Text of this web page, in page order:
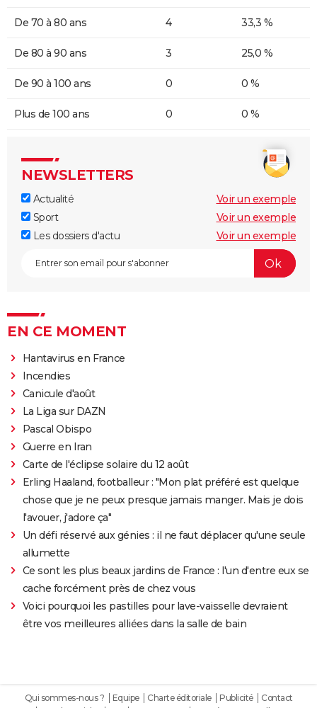
De 70 à 80 ans 4 33,3 %
De 80 à 90 ans 3 25,0 %
De 90 à 100 ans 0 0 %
Plus de 100 ans 0 0 %
NEWSLETTERS
Actualité
Voir un exemple
Sport
Voir un exemple
Les dossiers d'actu
Voir un exemple
EN CE MOMENT
Hantavirus en France
Incendies
Canicule d'août
La Liga sur DAZN
Pascal Obispo
Guerre en Iran
Carte de l'éclipse solaire du 12 août
Erling Haaland, footballeur : "Mon plat préféré est quelque
chose que je ne peux presque jamais manger. Mais je dois
l'avouer, j'adore ça"
Un défi réservé aux génies : il ne faut déplacer qu'une seule
allumette
Ce sont les plus beaux jardins de France : l'un d'entre eux se
cache forcément près de chez vous
Voici pourquoi les pastilles pour lave-vaisselle devraient
être vos meilleures alliées dans la salle de bain
Qui sommes-nous ? Equipe Charte éditoriale Publicité
Contact